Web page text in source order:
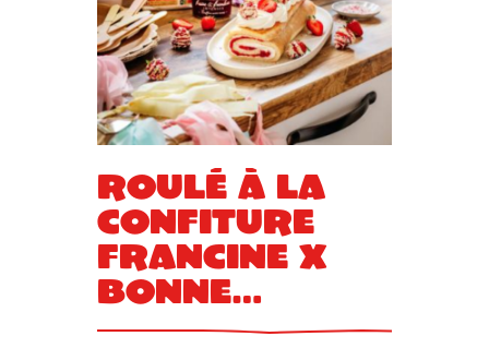
Roulé à la
confiture
Francine x
Bonne
Maman